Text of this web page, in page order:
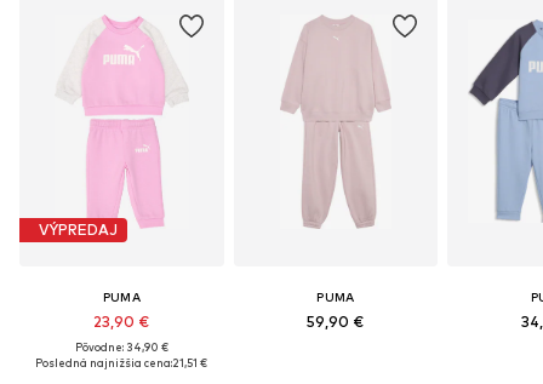
VÝPREDAJ
PUMA
23,90 €
Pôvodne: 34,90 €
Posledná najnižšia cena:21,51 €
PUMA
59,90 €